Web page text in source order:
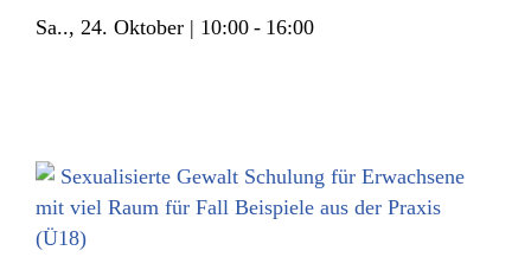
Sa.., 24. Oktober | 10:00 - 16:00